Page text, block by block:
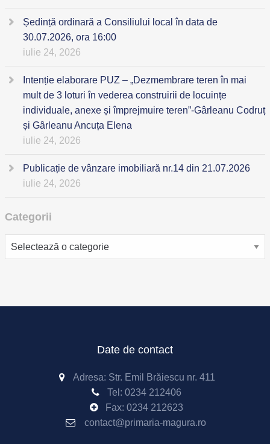
Ședință ordinară a Consiliului local în data de
30.07.2026, ora 16:00
iulie 24, 2026
Intenție elaborare PUZ – „Dezmembrare teren în mai
mult de 3 loturi în vederea construirii de locuințe
individuale, anexe și împrejmuire teren”-Gârleanu Codruț
și Gârleanu Ancuța Elena
iulie 24, 2026
Publicație de vânzare imobiliară nr.14 din 21.07.2026
iulie 24, 2026
Categorii
Categorii
Date de contact
Adresa: Str. Emil Brăiescu nr. 411
Tel: 0234 212406
Fax: 0234 212623
contact@primaria-magura.ro